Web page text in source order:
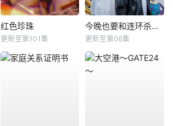
红色珍珠
更新至第101集
今晚也要和连环杀手约会
更新至第06集